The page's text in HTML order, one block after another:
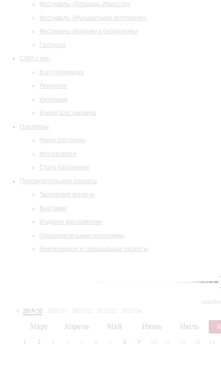
Фестиваль «Площадь Искусств»
Фестиваль «Музыкальная коллекция»
Фестиваль «Барокко в белую ночь»
Гастроли
СМИ о нас
Все публикации
Рецензии
Интервью
Время Шостаковича
Партнеры
Наши партнеры
Фотогалерея
Стать партнером
Просветительские проекты
Творческие встречи
Выставки
Издания филармонии
Образовательные программы
Инклюзивные и специальные проекты
2019/20 2020/21 2021/22 2022/23
2023/24
Март Апрель Май Июнь Июль
1 2 3 4 5 6 7 8 9 10 12 13 14